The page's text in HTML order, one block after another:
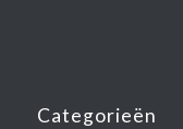
Categorieën